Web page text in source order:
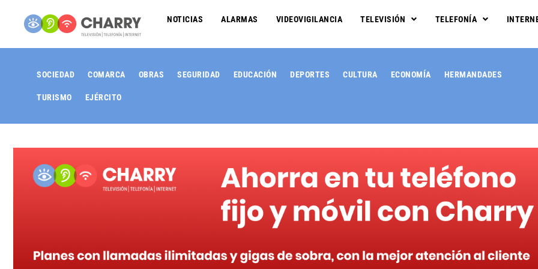
NOTICIAS ALARMAS VIDEOVIGILANCIA TELEVISIÓN TELEFONÍA
SOCIEDAD COMARCA OBRAS SEGURIDAD EDUCACIÓN DEPORTES CULTURA ECONOMÍA HERMANDADES
TURISMO EJÉRCITO